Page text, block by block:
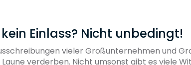
Einlass? Nicht unbedingt!
vieler Großunternehmen und
verderben. Nicht umsonst gibt es viele